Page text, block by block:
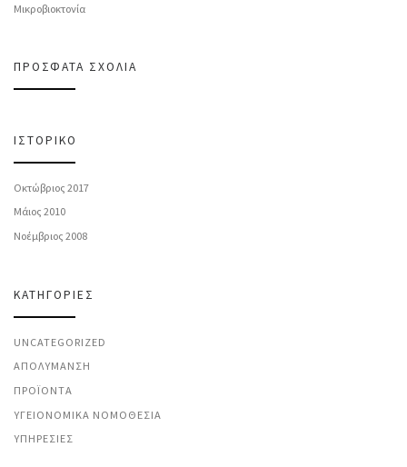
Μικροβιοκτονία
ΠΡΌΣΦΑΤΑ ΣΧΌΛΙΑ
ΙΣΤΟΡΙΚΌ
Οκτώβριος 2017
Μάιος 2010
Νοέμβριος 2008
KΑΤΗΓΟΡΊΕΣ
UNCATEGORIZED
ΑΠΟΛΎΜΑΝΣΗ
ΠΡΟΪΌΝΤΑ
ΥΓΕΙΟΝΟΜΙΚΆ ΝΟΜΟΘΕΣΊΑ
ΥΠΗΡΕΣΊΕΣ